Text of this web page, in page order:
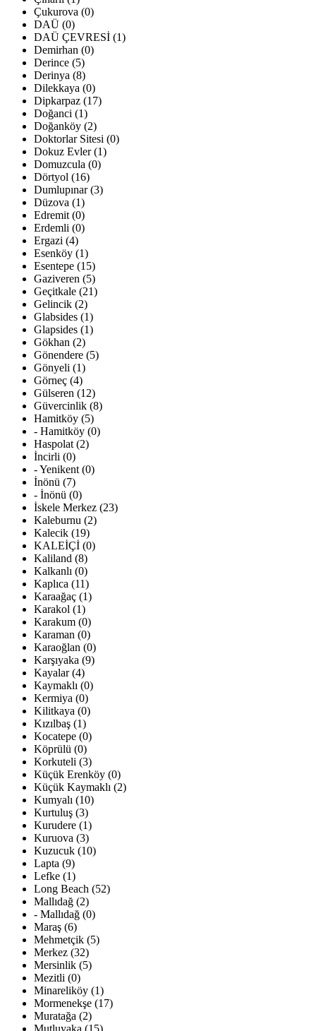
Çukurova (0)
DAÜ (0)
DAÜ ÇEVRESİ (1)
Demirhan (0)
Derince (5)
Derinya (8)
Dilekkaya (0)
Dipkarpaz (17)
Doğanci (1)
Doğanköy (2)
Doktorlar Sitesi (0)
Dokuz Evler (1)
Domuzcula (0)
Dörtyol (16)
Dumlupınar (3)
Düzova (1)
Edremit (0)
Erdemli (0)
Ergazi (4)
Esenköy (1)
Esentepe (15)
Gaziveren (5)
Geçitkale (21)
Gelincik (2)
Glabsides (1)
Glapsides (1)
Gökhan (2)
Gönendere (5)
Gönyeli (1)
Görneç (4)
Gülseren (12)
Güvercinlik (8)
Hamitköy (5)
- Hamitköy (0)
Haspolat (2)
İncirli (0)
- Yenikent (0)
İnönü (7)
- İnönü (0)
İskele Merkez (23)
Kaleburnu (2)
Kalecik (19)
KALEİÇİ (0)
Kaliland (8)
Kalkanlı (0)
Kaplıca (11)
Karaağaç (1)
Karakol (1)
Karakum (0)
Karaman (0)
Karaoğlan (0)
Karşıyaka (9)
Kayalar (4)
Kaymaklı (0)
Kermiya (0)
Kilitkaya (0)
Kızılbaş (1)
Kocatepe (0)
Köprülü (0)
Korkuteli (3)
Küçük Erenköy (0)
Küçük Kaymaklı (2)
Kumyalı (10)
Kurtuluş (3)
Kurudere (1)
Kuruova (3)
Kuzucuk (10)
Lapta (9)
Lefke (1)
Long Beach (52)
Mallıdağ (2)
- Mallıdağ (0)
Maraş (6)
Mehmetçik (5)
Merkez (32)
Mersinlik (5)
Mezitli (0)
Minareliköy (1)
Mormenekşe (17)
Muratağa (2)